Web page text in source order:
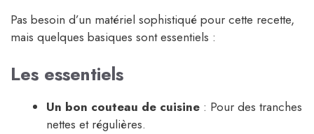
Pas besoin d’un matériel sophistiqué pour cette recette,
mais quelques basiques sont essentiels :
Les essentiels
Un bon couteau de cuisine : Pour des tranches
nettes et régulières.